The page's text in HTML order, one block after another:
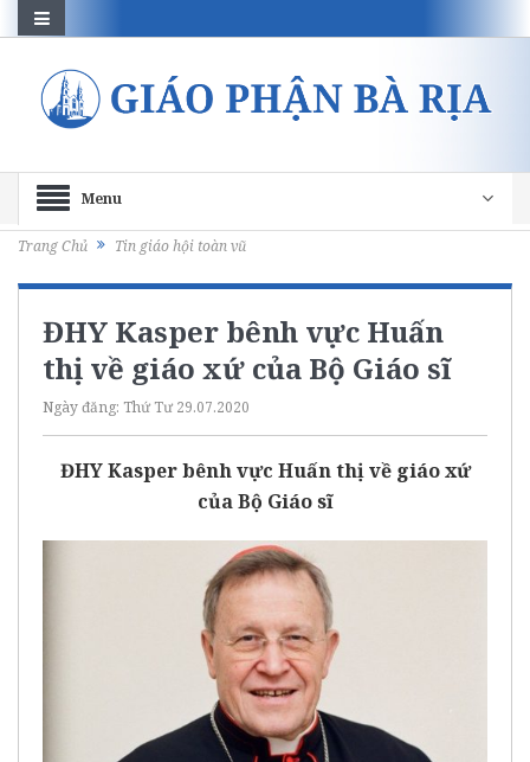
Menu
Trang Chủ Tin giáo hội toàn vũ
ĐHY Kasper bênh vực Huấn
thị về giáo xứ của Bộ Giáo sĩ
Ngày đăng: Thứ Tư 29.07.2020
ĐHY Kasper bênh vực Huấn thị về giáo xứ
của Bộ Giáo sĩ